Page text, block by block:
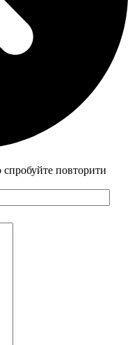
спробуйте повторити